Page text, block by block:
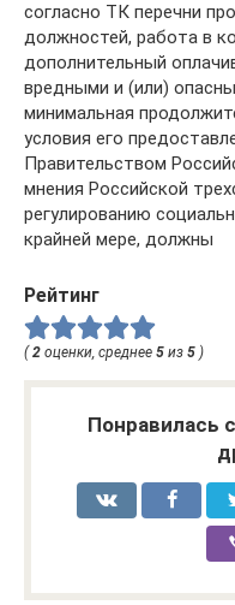
согласно ТК перечни
должностей, работа в
дополнительный
вредными и (или)
минимальная
условия его
Правительством
мнения Российской
регулированию
крайней мере, должны
Рейтинг
( 2 оценки, среднее 5 из 5 )
Понравилась